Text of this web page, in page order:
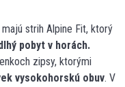
majú strih Alpine Fit, ktorý
pobyt v horách.
zipsy, ktorými
vysokohorskú obuv. V